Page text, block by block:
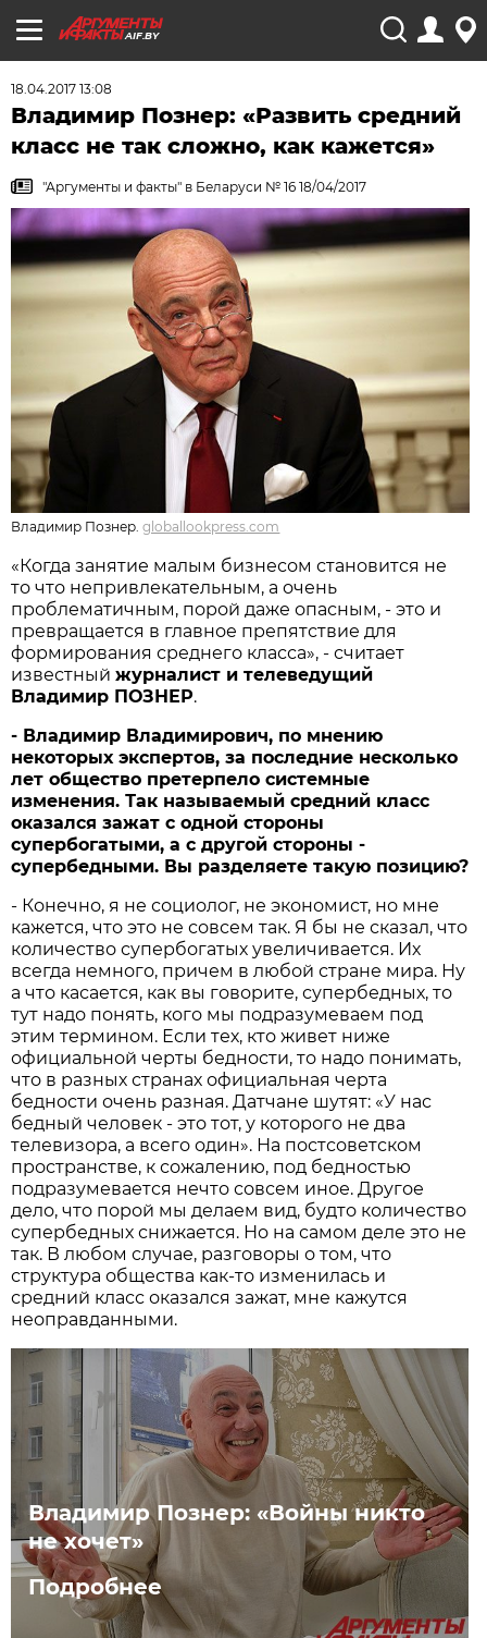
AIF.BY
18.04.2017 13:08
Владимир Познер: «Развить средний
класс не так сложно, как кажется»
"Аргументы и факты" в Беларуси № 16 18/04/2017
Владимир Познер.globallookpress.com
«Когда занятие малым бизнесом становится не
то что непривлекательным, а очень
проблематичным, порой даже опасным, - это и
превращается в главное препятствие для
формирования среднего класса», - считает
известныйжурналист и телеведущий
Владимир ПОЗНЕР.
- Владимир Владимирович, по мнению
некоторых экспертов, за последние несколько
лет общество претерпело системные
изменения. Так называемый средний класс
оказался зажат с одной стороны
супербогатыми, а с другой стороны -
супербедными. Вы разделяете такую позицию?
- Конечно, я не социолог, не экономист, но мне
кажется, что это не совсем так. Я бы не сказал, что
количество супербогатых увеличивается. Их
всегда немного, причем в любой стране мира. Ну
а что касается, как вы говорите, супербедных, то
тут надо понять, кого мы подразумеваем под
этим термином. Если тех, кто живет ниже
официальной черты бедности, то надо понимать,
что в разных странах официальная черта
бедности очень разная. Датчане шутят: «У нас
бедный человек - это тот, у которого не два
телевизора, а всего один». На постсоветском
пространстве, к сожалению, под бедностью
подразумевается нечто совсем иное. Другое
дело, что порой мы делаем вид, будто количество
супербедных снижается. Но на самом деле это не
так. В любом случае, разговоры о том, что
структура общества как-то изменилась и
средний класс оказался зажат, мне кажутся
неоправданными.
Владимир Познер: «Войны никто
не хочет»
Подробнее